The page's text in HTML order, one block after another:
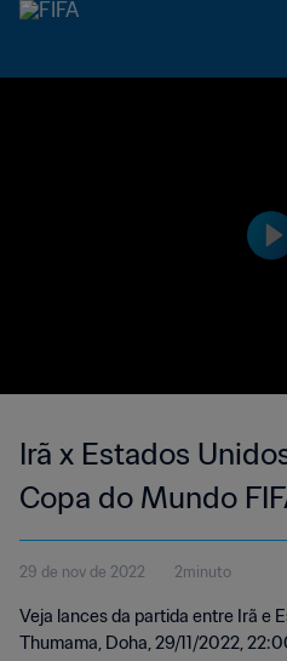
Irã x Estados
Copa do Mundo
Qatar | Melhores
29 de nov de 2022 2minuto
Veja lances da partida entre Irã e
Thumama, Doha, 29/11/2022,